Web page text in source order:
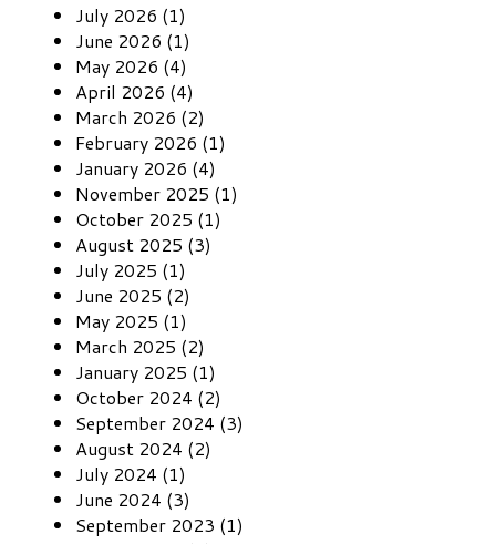
July 2026 (1)
June 2026 (1)
May 2026 (4)
April 2026 (4)
March 2026 (2)
February 2026 (1)
January 2026 (4)
November 2025 (1)
October 2025 (1)
August 2025 (3)
July 2025 (1)
June 2025 (2)
May 2025 (1)
March 2025 (2)
January 2025 (1)
October 2024 (2)
September 2024 (3)
August 2024 (2)
July 2024 (1)
June 2024 (3)
September 2023 (1)